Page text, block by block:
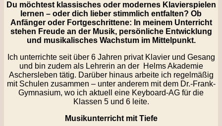
Du möchtest klassisches oder modernes Klavierspielen
lernen – oder dich lieber stimmlich entfalten? Ob
Anfänger oder Fortgeschrittene: In meinem Unterricht
stehen Freude an der Musik, persönliche Entwicklung
und musikalisches Wachstum im Mittelpunkt.
Ich unterrichte seit über 6 Jahren privat Klavier und Gesang
und bin zudem als Lehrerin an der Helms Akademie
Aschersleben tätig. Darüber hinaus arbeite ich regelmäßig
mit Schulen zusammen – unter anderem mit dem Dr.-Frank-
Gymnasium, wo ich aktuell eine Keyboard-AG für die
Klassen 5 und 6 leite.
Musikunterricht mit Tiefe